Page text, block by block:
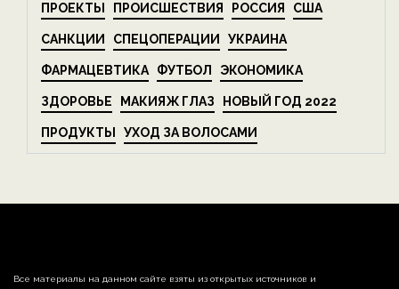
ПРОЕКТЫ ПРОИСШЕСТВИЯ РОССИЯ США
САНКЦИИ СПЕЦОПЕРАЦИИ УКРАИНА
ФАРМАЦЕВТИКА ФУТБОЛ ЭКОНОМИКА
ЗДОРОВЬЕ МАКИЯЖ ГЛАЗ НОВЫЙ ГОД 2022
ПРОДУКТЫ УХОД ЗА ВОЛОСАМИ
Все материалы на данном сайте взяты из открытых источников и